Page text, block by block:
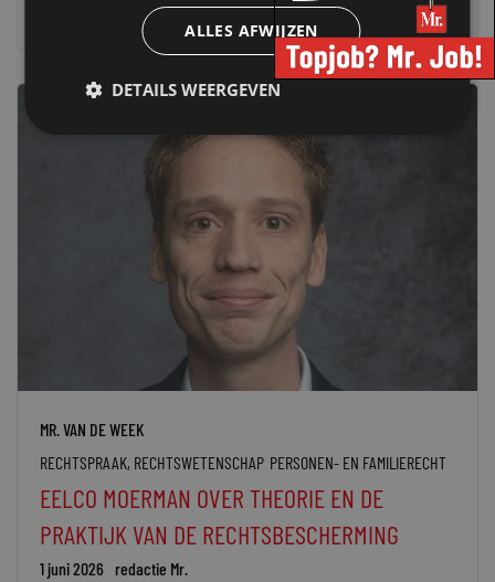
MR. VAN DE WEEK
RECHTSPRAAK, RECHTSWETENSCHAP PERSONEN- EN FAMILIERECHT
EELCO MOERMAN OVER THEORIE EN DE
PRAKTIJK VAN DE RECHTSBESCHERMING
1 juni 2026 redactie Mr.
ALLES AFWIJZEN
DETAILS WEERGEVEN